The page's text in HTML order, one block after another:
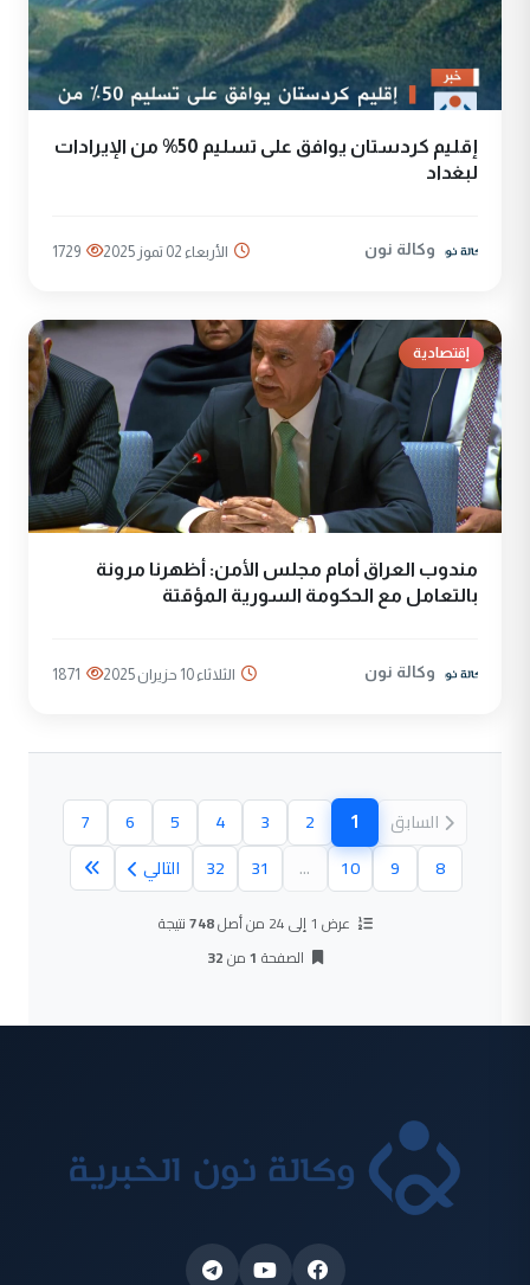
إقليم كردستان يوافق على تسليم 50% من الإيرادات
لبغداد
وكالة نون الأربعاء 02 تموز 2025 1729
إقتصادية
مندوب العراق أمام مجلس الأمن: أظهرنا مرونة
بالتعامل مع الحكومة السورية المؤقتة
وكالة نون الثلاثاء 10 حزيران 2025 1871
السابق 1
(الصفحة الحالية)
2
3
4
5
6
7
8
9
10
...
31
32 التالي
عرض 1 إلى 24 من أصل 748نتيجة
الصفحة 1من32